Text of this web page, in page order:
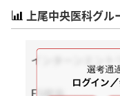
上尾中央医科グル